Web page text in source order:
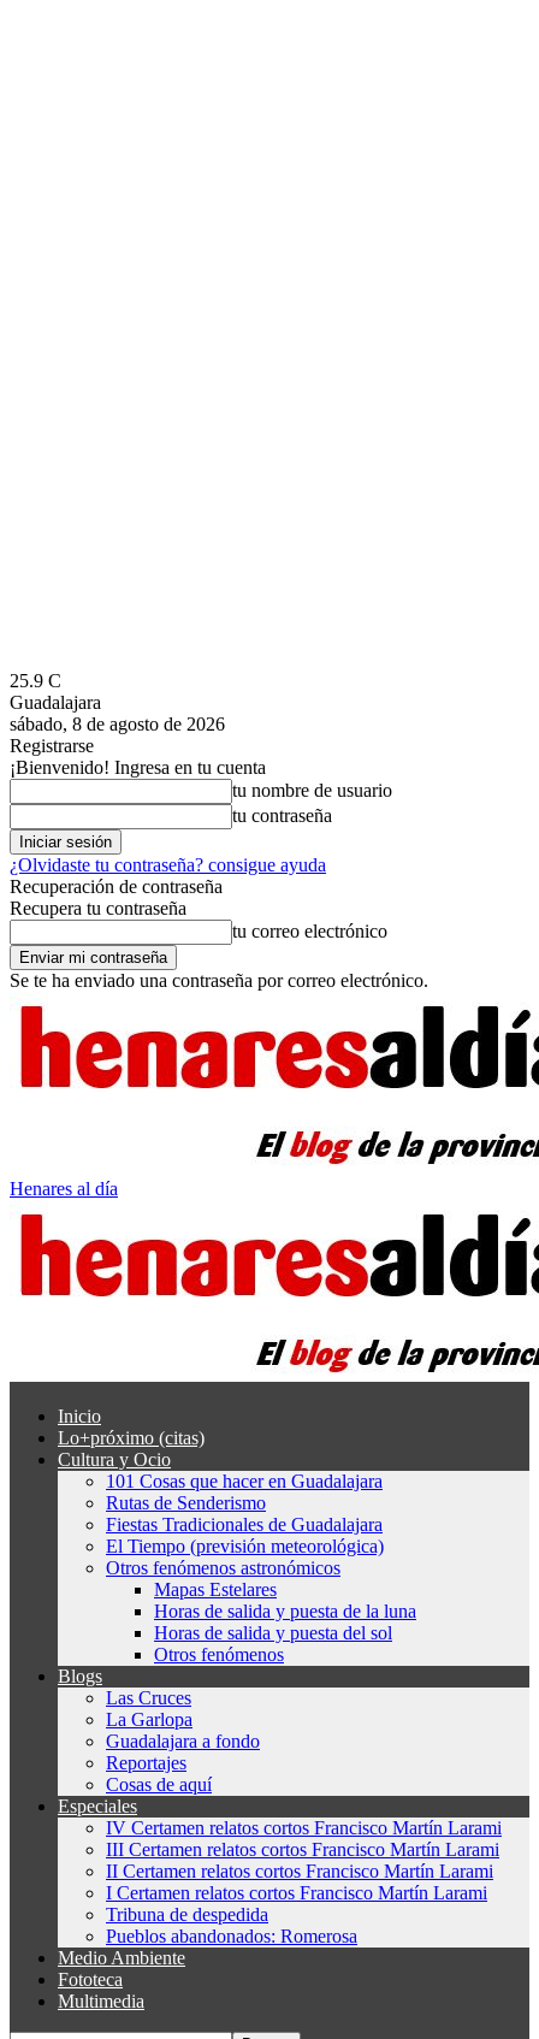
25.9 C
Guadalajara
sábado, 8 de agosto de 2026
Registrarse
¡Bienvenido! Ingresa en tu cuenta
tu nombre de usuario
tu contraseña
¿Olvidaste tu contraseña? consigue ayuda
Recuperación de contraseña
Recupera tu contraseña
tu correo electrónico
Se te ha enviado una contraseña por correo electrónico.
Henares al día
Inicio
Lo+próximo (citas)
Cultura y Ocio
101 Cosas que hacer en Guadalajara
Rutas de Senderismo
Fiestas Tradicionales de Guadalajara
El Tiempo (previsión meteorológica)
Otros fenómenos astronómicos
Mapas Estelares
Horas de salida y puesta de la luna
Horas de salida y puesta del sol
Otros fenómenos
Blogs
Las Cruces
La Garlopa
Guadalajara a fondo
Reportajes
Cosas de aquí
Especiales
IV Certamen relatos cortos Francisco Martín Larami
III Certamen relatos cortos Francisco Martín Larami
II Certamen relatos cortos Francisco Martín Larami
I Certamen relatos cortos Francisco Martín Larami
Tribuna de despedida
Pueblos abandonados: Romerosa
Medio Ambiente
Fototeca
Multimedia